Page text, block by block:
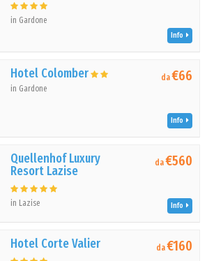
in Gardone
Info
Hotel Colomber
in Gardone
da€66
Info
Quellenhof Luxury
Resort Lazise
in Lazise
da€560
Info
Hotel Corte Valier da€160